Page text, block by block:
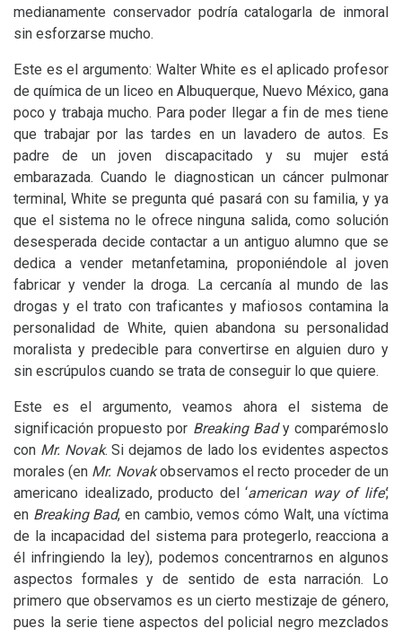
medianamente conservador podría catalogarla de inmoral
sin esforzarse mucho.
Este es el argumento: Walter White es el aplicado profesor
de química de un liceo en Albuquerque, Nuevo México, gana
poco y trabaja mucho. Para poder llegar a fin de mes tiene
que trabajar por las tardes en un lavadero de autos. Es
padre de un joven discapacitado y su mujer está
embarazada. Cuando le diagnostican un cáncer pulmonar
terminal, White se pregunta qué pasará con su familia, y ya
que el sistema no le ofrece ninguna salida, como solución
desesperada decide contactar a un antiguo alumno que se
dedica a vender metanfetamina, proponiéndole al joven
fabricar y vender la droga. La cercanía al mundo de las
drogas y el trato con traficantes y mafiosos contamina la
personalidad de White, quien abandona su personalidad
moralista y predecible para convertirse en alguien duro y
sin escrúpulos cuando se trata de conseguir lo que quiere.
Este es el argumento, veamos ahora el sistema de
significación propuesto por Breaking Bady comparémoslo
con Mr. Novak. Si dejamos de lado los evidentes aspectos
morales (en Mr. Novakobservamos el recto proceder de un
americano idealizado, producto del ‘american way of life’;
en Breaking Bad, en cambio, vemos cómo Walt, una víctima
de la incapacidad del sistema para protegerlo, reacciona a
él infringiendo la ley), podemos concentrarnos en algunos
aspectos formales y de sentido de esta narración. Lo
primero que observamos es un cierto mestizaje de género,
pues la serie tiene aspectos del policial negro mezclados